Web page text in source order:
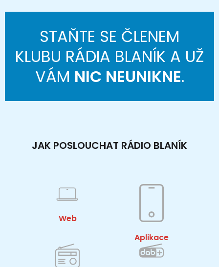
STAŇTE SE ČLENEM
KLUBU RÁDIA BLANÍK A UŽ
VÁM NIC NEUNIKNE.
JAK POSLOUCHAT RÁDIO BLANÍK
Web
Aplikace